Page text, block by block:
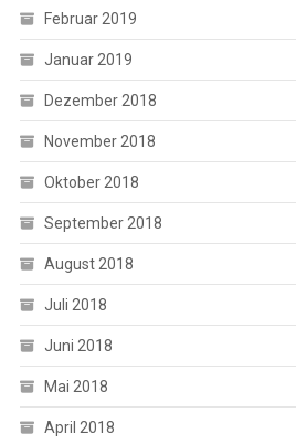
Februar 2019
Januar 2019
Dezember 2018
November 2018
Oktober 2018
September 2018
August 2018
Juli 2018
Juni 2018
Mai 2018
April 2018